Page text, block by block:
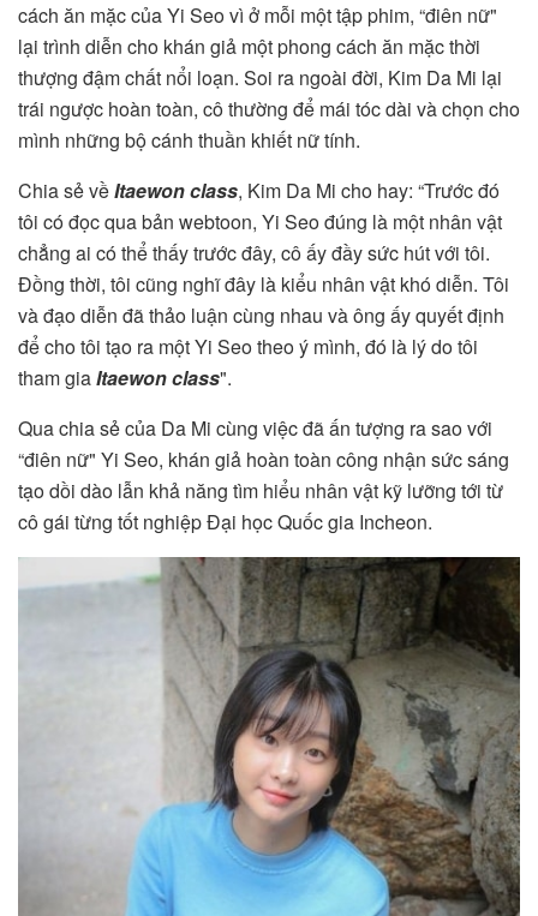
cách ăn mặc của Yi Seo vì ở mỗi một tập phim, “điên nữ"
lại trình diễn cho khán giả một phong cách ăn mặc thời
thượng đậm chất nổi loạn. Soi ra ngoài đời, Kim Da Mi lại
trái ngược hoàn toàn, cô thường để mái tóc dài và chọn cho
mình những bộ cánh thuần khiết nữ tính.
Chia sẻ vềItaewon class, Kim Da Mi cho hay: “Trước đó
tôi có đọc qua bản webtoon, Yi Seo đúng là một nhân vật
chẳng ai có thể thấy trước đây, cô ấy đầy sức hút với tôi.
Đồng thời, tôi cũng nghĩ đây là kiểu nhân vật khó diễn. Tôi
và đạo diễn đã thảo luận cùng nhau và ông ấy quyết định
để cho tôi tạo ra một Yi Seo theo ý mình, đó là lý do tôi
tham giaItaewon class".
Qua chia sẻ của Da Mi cùng việc đã ấn tượng ra sao với
“điên nữ" Yi Seo, khán giả hoàn toàn công nhận sức sáng
tạo dồi dào lẫn khả năng tìm hiểu nhân vật kỹ lưỡng tới từ
cô gái từng tốt nghiệp Đại học Quốc gia Incheon.